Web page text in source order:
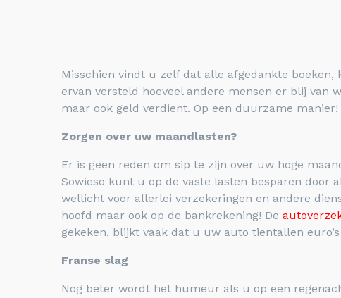
Misschien vindt u zelf dat alle afgedankte
ervan versteld hoeveel andere mensen er blij
maar ook geld verdient. Op een duurzame manier!
Zorgen over uw maandlasten?
Er is geen reden om sip te zijn over uw hoge
Sowieso kunt u op de vaste lasten besparen door
wellicht voor allerlei verzekeringen en andere
hoofd maar ook op de bankrekening! De
gekeken, blijkt vaak dat u uw auto tientallen
Franse slag
Nog beter wordt het humeur als u op een